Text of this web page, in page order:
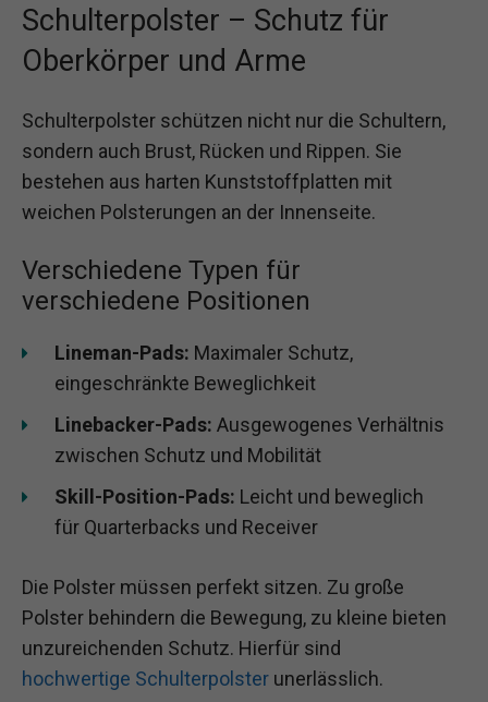
Schulterpolster – Schutz für
Oberkörper und Arme
Schulterpolster schützen nicht nur die Schultern,
sondern auch Brust, Rücken und Rippen. Sie
bestehen aus harten Kunststoffplatten mit
weichen Polsterungen an der Innenseite.
Verschiedene Typen für
verschiedene Positionen
Lineman-Pads: Maximaler Schutz,
eingeschränkte Beweglichkeit
Linebacker-Pads: Ausgewogenes Verhältnis
zwischen Schutz und Mobilität
Skill-Position-Pads: Leicht und beweglich
für Quarterbacks und Receiver
Die Polster müssen perfekt sitzen. Zu große
Polster behindern die Bewegung, zu kleine bieten
unzureichenden Schutz. Hierfür sind
hochwertige Schulterpolster unerlässlich.